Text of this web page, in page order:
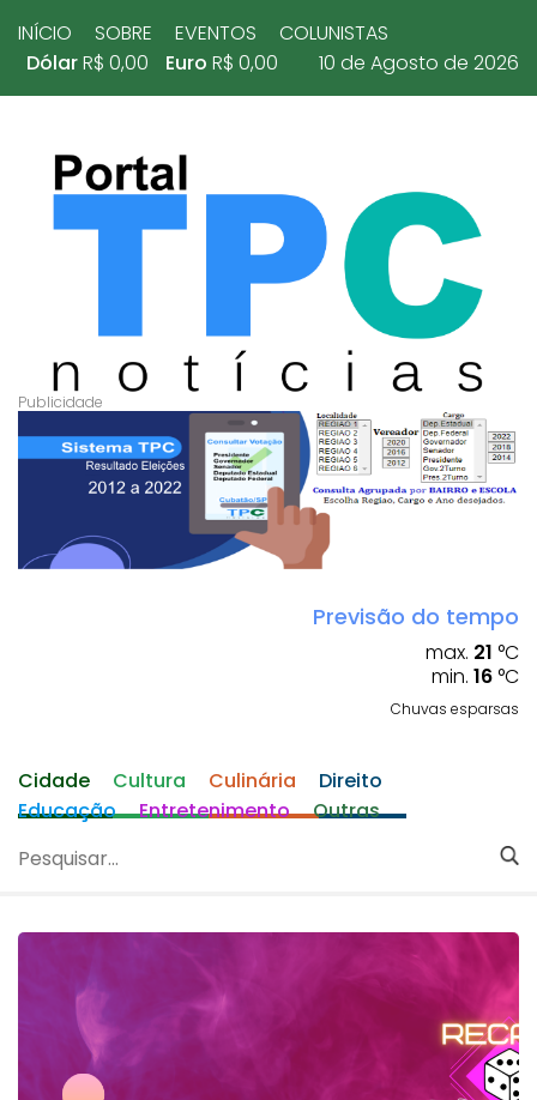
INÍCIO SOBRE EVENTOS
COLUNISTAS
DólarR$ 0,00 Euro R$ 0,00 10 de Agosto de 2026
Previsão do tempo
max. 21 °C
min. 16 °C
Chuvas esparsas
Cidade Cultura Culinária
Direito
Educação
Entretenimento Outras